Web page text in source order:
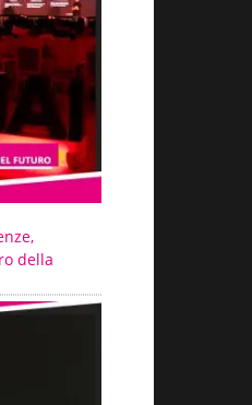
della